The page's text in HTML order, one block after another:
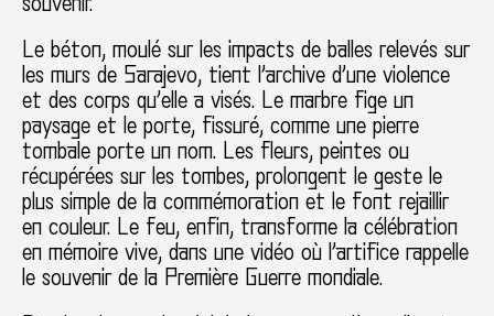
Le béton, moulé sur les impacts de balles relevés sur
les murs de Sarajevo, tient l’archive d’une violence
et des corps qu’elle a visés. Le marbre fige un
paysage et le porte, fissuré, comme une pierre
tombale porte un nom. Les fleurs, peintes ou
récupérées sur les tombes, prolongent le geste le
plus simple de la commémoration et le font rejaillir
en couleur. Le feu, enfin, transforme la célébration
en mémoire vive, dans une vidéo où l’artifice rappelle
le souvenir de la Première Guerre mondiale.